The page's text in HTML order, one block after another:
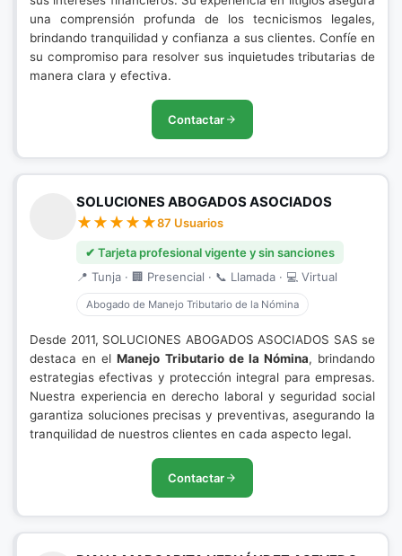
una comprensión profunda de los tecnicismos legales,
brindando tranquilidad y confianza a sus clientes. Confíe en
su compromiso para resolver sus inquietudes tributarias de
manera clara y efectiva.
Contactar
SOLUCIONES ABOGADOS ASOCIADOS
87 Usuarios
✔ Tarjeta profesional vigente y sin sanciones
📍 Tunja · 🏢 Presencial · 📞 Llamada · 💻 Virtual
Abogado de Manejo Tributario de la Nómina
Desde 2011, SOLUCIONES ABOGADOS ASOCIADOS SAS se
destaca en elManejo Tributario de la Nómina, brindando
estrategias efectivas y protección integral para empresas.
Nuestra experiencia en derecho laboral y seguridad social
garantiza soluciones precisas y preventivas, asegurando la
tranquilidad de nuestros clientes en cada aspecto legal.
Contactar